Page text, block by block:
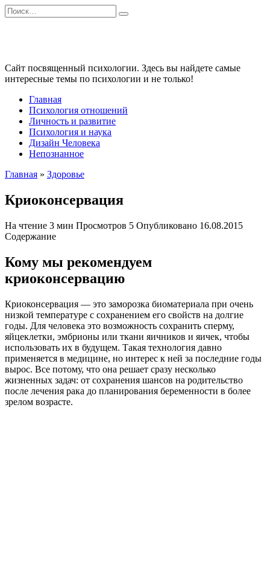
Перейти
к
Search
for:
Сайт посвященный психологии. Здесь вы найдете самые
интересные темы по психологии и не только!
Главная
Психология отношений
Личность и развитие
Психология и наука
Дизайн Человека
Непознанное
Главная » Здоровье
Криоконсервация
На чтение 3 мин Просмотров 5 Опубликовано 16.08.2015
Содержание
Кому мы рекомендуем
криоконсервацию
Криоконсервация — это заморозка биоматериала при очень
низкой температуре с сохранением его свойств на долгие
годы. Для человека это возможность сохранить сперму,
яйцеклетки, эмбрионы или ткани яичников и яичек, чтобы
использовать их в будущем. Такая технология давно
применяется в медицине, но интерес к ней за последние годы
вырос. Все потому, что она решает сразу несколько
жизненных задач: от сохранения шансов на родительство
после лечения рака до планирования беременности в более
зрелом возрасте.